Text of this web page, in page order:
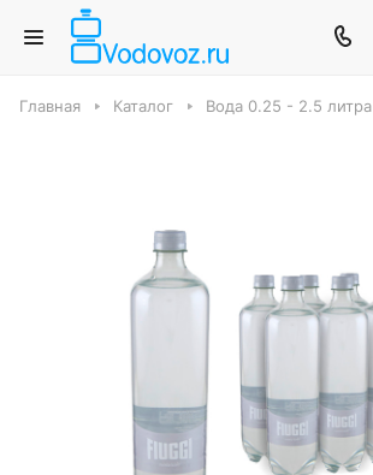
Главная Каталог Вода 0.25 - 2.5 литра